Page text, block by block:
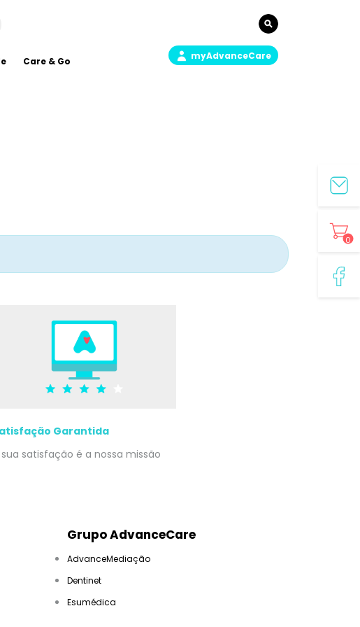
Care & Go myAdvanceCare
Garantida
sua satisfação é a nossa missão
Grupo AdvanceCare
AdvanceMediação
Dentinet
Esumédica
0